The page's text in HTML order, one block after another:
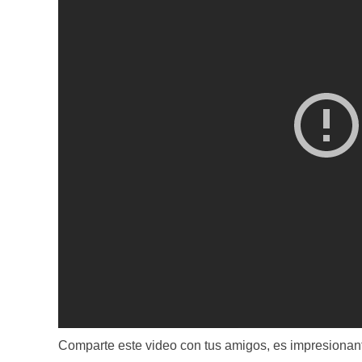
Comparte este video con tus amigos, es